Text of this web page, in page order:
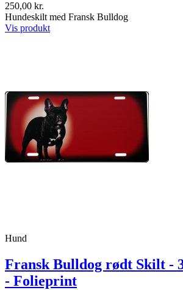
250,00 kr.
Hundeskilt med Fransk Bulldog
Vis produkt
Hund
Fransk Bulldog rødt Skilt -
- Folieprint